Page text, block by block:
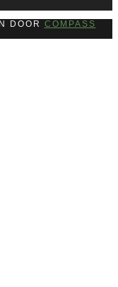
DOOR COMPASS